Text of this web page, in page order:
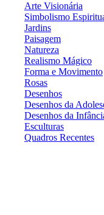
Arte Visionária
Simbolismo
Jardins
Paisagem
Natureza
Realismo Mágico
Forma e Movimento
Rosas
Desenhos
Desenhos da
Desenhos da
Esculturas
Quadros Recentes